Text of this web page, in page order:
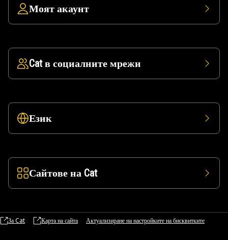
Моят акаунт
Cat в социалните мрежи
Език
Сайтове на Cat
За Cat Карта на сайта Актуализиране на настройките на бисквитките